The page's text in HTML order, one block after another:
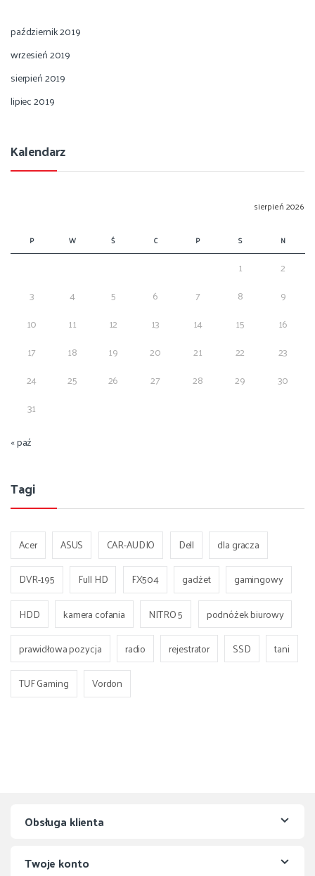
październik 2019
wrzesień 2019
sierpień 2019
lipiec 2019
Kalendarz
sierpień 2026
P W Ś C P S N
1
2
3
4 5 6 7 8
9
10
11 12 13 14 15
16
17
18 19 20 21 22
23
24
25 26 27 28 29
30
31
« paź
Tagi
Acer ASUS CAR-AUDIO Dell
dla gracza
DVR-195
Full HD FX504 gadżet
gamingowy
HDD
kamera cofania NITRO 5
podnóżek biurowy
prawidłowa pozycja
radio rejestrator SSD
tani
TUF Gaming
Vordon
Obsługa klienta
Twoje konto